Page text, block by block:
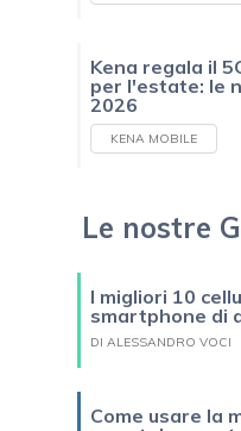
Kena regala il
per l'estate: le
2026
KENA MOBILE
Le nostre
I migliori 10
smartphone di
DI ALESSANDRO VOCI
Come usare la